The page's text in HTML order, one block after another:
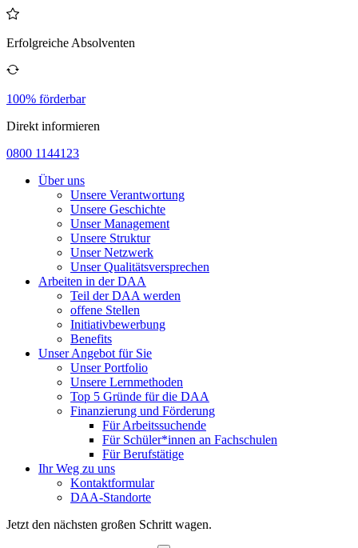
Erfolgreiche Absolventen
100% förderbar
Direkt informieren
0800 1144123
Über uns
Unsere Verantwortung
Unsere Geschichte
Unser Management
Unsere Struktur
Unser Netzwerk
Unser Qualitätsversprechen
Arbeiten in der DAA
Teil der DAA werden
offene Stellen
Initiativbewerbung
Benefits
Unser Angebot für Sie
Unser Portfolio
Unsere Lernmethoden
Top 5 Gründe für die DAA
Finanzierung und Förderung
Für Arbeitssuchende
Für Schüler*innen an Fachschulen
Für Berufstätige
Ihr Weg zu uns
Kontaktformular
DAA-Standorte
Jetzt den nächsten großen Schritt wagen.